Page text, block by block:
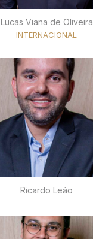
Lucas Viana de Oliveira
INTERNACIONAL
Ricardo Leão​